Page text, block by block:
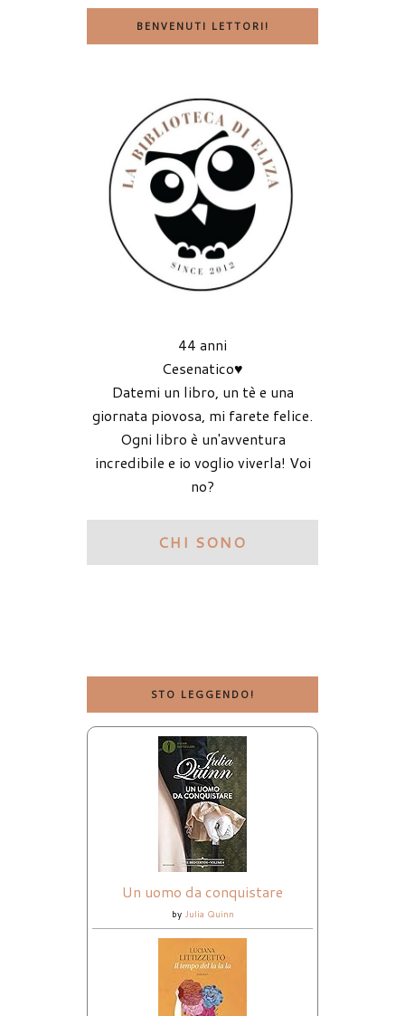
BENVENUTI LETTORI!
44 anni
Cesenatico♥
Datemi un libro, un tè e una
giornata piovosa, mi farete felice.
Ogni libro è un'avventura
incredibile e io voglio viverla! Voi
no?
CHI SONO
STO LEGGENDO!
Un uomo da conquistare
by Julia Quinn